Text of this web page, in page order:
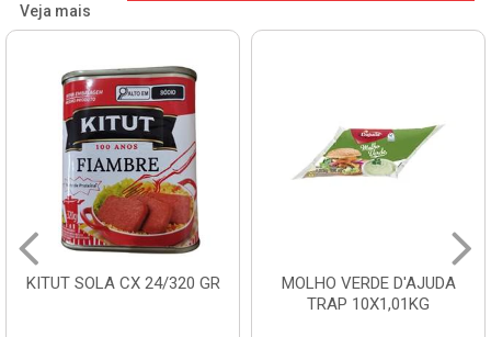
Veja mais
KITUT SOLA CX 24/320 GR
MOLHO VERDE D'AJUDA
TRAP 10X1,01KG